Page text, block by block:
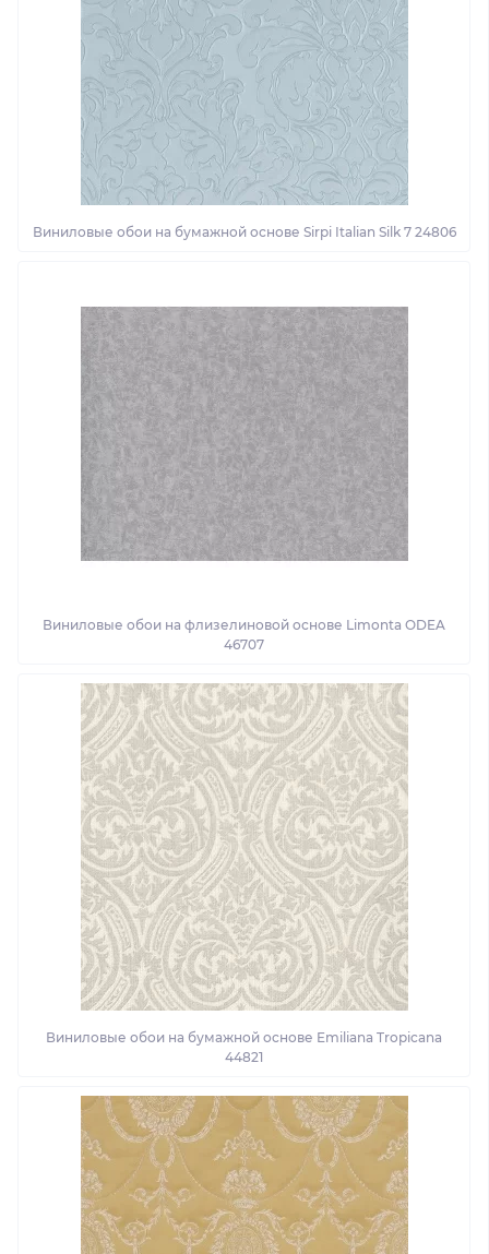
Виниловые обои на бумажной основе Sirpi Italian Silk 7 24806
Виниловые обои на флизелиновой основе Limonta ODEA
46707
Виниловые обои на бумажной основе Emiliana Tropicana
44821